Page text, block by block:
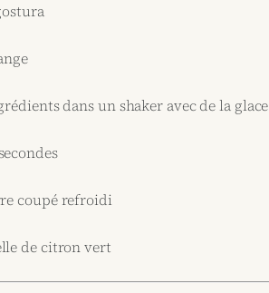
dans un shaker avec de la glace
coupé refroidi
de citron vert